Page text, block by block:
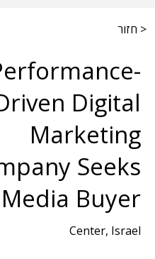
< חזור
Digital
Marketing
Seeks
Media Buyer
Center, Israel